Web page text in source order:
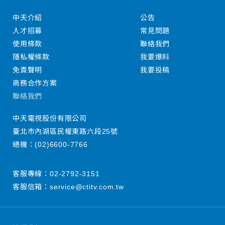
中天介紹
人才招募
使用條款
隱私權條款
免責聲明
商務合作方案
公告
常見問題
聯絡我們
我要爆料
我要投稿
聯絡我們
中天電視股份有限公司
臺北市內湖區民權東路六段25號
總機：(02)6600-7766
客服專線： 02-2792-3151
客服信箱： service@ctitv.com.tw